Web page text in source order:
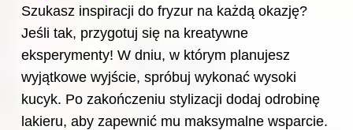
Szukasz inspiracji do fryzur na każdą okazję?
Jeśli tak, przygotuj się na kreatywne
eksperymenty! W dniu, w którym planujesz
wyjątkowe wyjście, spróbuj wykonać wysoki
kucyk. Po zakończeniu stylizacji dodaj odrobinę
lakieru, aby zapewnić mu maksymalne wsparcie.